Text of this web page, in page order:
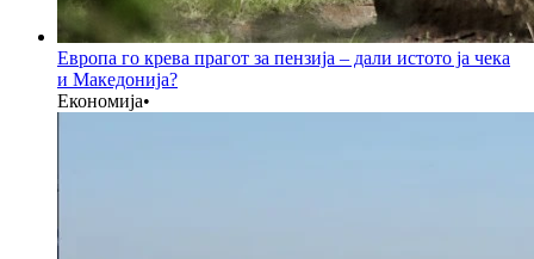
Европа го крева прагот за пензија – дали истото ја чека
и Македонија?
Економија•